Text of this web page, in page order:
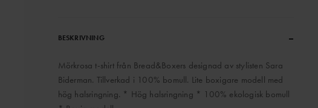
BESKRIVNING –
Mörkrosa t-shirt från Bread&Boxers designad av stylisten Sara
Biderman. Tillverkad i 100% bomull. Lite boxigare modell med
hög halsringning. * Hög halsringning * 100% ekologisk bomull